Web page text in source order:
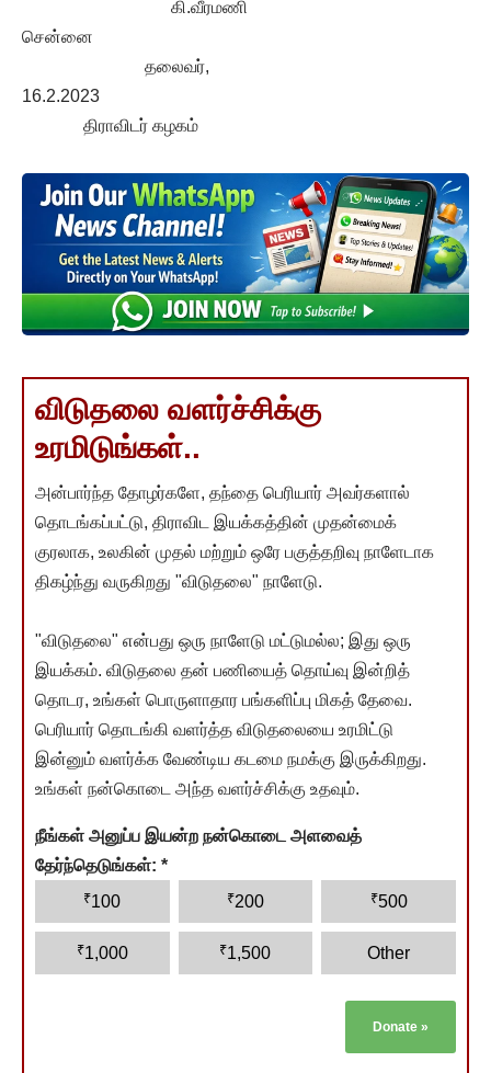
கி.வீரமணி
சென்னை
தலைவர்,
16.2.2023
திராவிடர் கழகம்
விடுதலை வளர்ச்சிக்கு
உரமிடுங்கள்..
அன்பார்ந்த தோழர்களே, தந்தை பெரியார் அவர்களால்
தொடங்கப்பட்டு, திராவிட இயக்கத்தின் முதன்மைக்
குரலாக, உலகின் முதல் மற்றும் ஒரே பகுத்தறிவு நாளேடாக
திகழ்ந்து வருகிறது "விடுதலை" நாளேடு.
"விடுதலை" என்பது ஒரு நாளேடு மட்டுமல்ல; இது ஒரு
இயக்கம். விடுதலை தன் பணியைத் தொய்வு இன்றித்
தொடர, உங்கள் பொருளாதார பங்களிப்பு மிகத் தேவை.
பெரியார் தொடங்கி வளர்த்த விடுதலையை உரமிட்டு
இன்னும் வளர்க்க வேண்டிய கடமை நமக்கு இருக்கிறது.
உங்கள் நன்கொடை அந்த வளர்ச்சிக்கு உதவும்.
நீங்கள் அனுப்ப இயன்ற நன்கொடை அளவைத்
தேர்ந்தெடுங்கள்: *
₹100 ₹200 ₹500
₹1,000 ₹1,500 Other
Donate »